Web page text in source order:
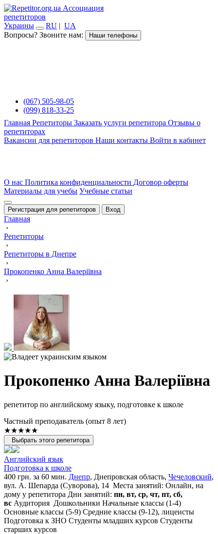
Ассоциация
репетиторов
Украины
RU | UA
Вопросы? Звоните нам:
Наши телефоны
(067) 505-98-05
(099) 818-33-25
Главная Репетиторы Заказать услуги репетитора Отзывы о
репетиторах
Вакансии для репетиторов Наши контакты Войти в кабинет
О нас Политика конфиденциальности Договор оферты
Материалы для учебы Учебные статьи
Регистрация для репетиторов Вход
Главная
›
Репетиторы
›
Репетиторы в Днепре
›
Прокопенко Анна Валеріївна
›
Прокопенко Анна Валеріївна
репетитор по английскому языку, подготовке к школе
Частный преподаватель (опыт 8 лет)
★★★★★
Выбрать этого репетитора
Английский язык
Подготовка к школе
400 грн. за 60 мин. Днепр, Днепровская область, Чечеловский,
вул. А. Шепарда (Суворова), 14 Места занятий: Онлайн, на
дому у репетитора Дни занятий: пн, вт, ср, чт, пт, сб,
вс Аудитория Дошкольники Начальные классы (1-4)
Основные классы (5-9) Средние классы (9-12), лицеисты
Подготовка к ЗНО Студенты младших курсов Студенты
старших курсов